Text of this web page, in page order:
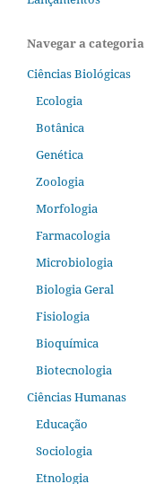
Navegar a categoria
Ciências Biológicas
Ecologia
Botânica
Genética
Zoologia
Morfologia
Farmacologia
Microbiologia
Biologia Geral
Fisiologia
Bioquímica
Biotecnologia
Ciências Humanas
Educação
Sociologia
Etnologia